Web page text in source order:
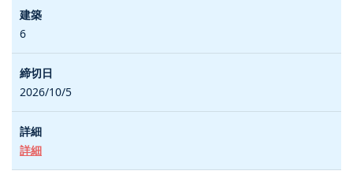
6
2026/10/5
詳細